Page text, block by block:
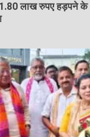
लाख रुपए हड़पने के